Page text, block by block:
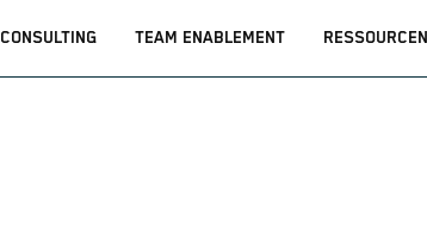
CONSULTING TEAM ENABLEMENT RESSOURCEN